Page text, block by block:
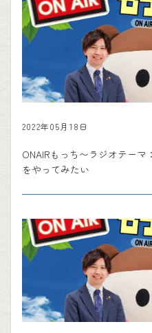
2022年05月18日
ONAIRもっち〜ラジオテー
をやってみたい